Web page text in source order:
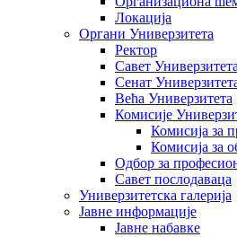
Локација
Органи Универзитета
Ректор
Савет Универзитета
Сенат
Већа Универзитета
Комисије
Комисија за
Комисија за
Одбор за
Савет послодаваца
Универзитетска галерија
Јавне информације
Јавне набавке